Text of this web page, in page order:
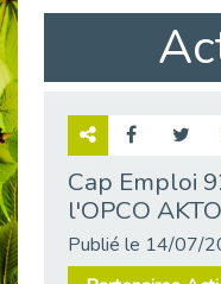
Publié le 09/06/2026
Cap Emploi
l'OPCO AKTO
Publié le 14/07/